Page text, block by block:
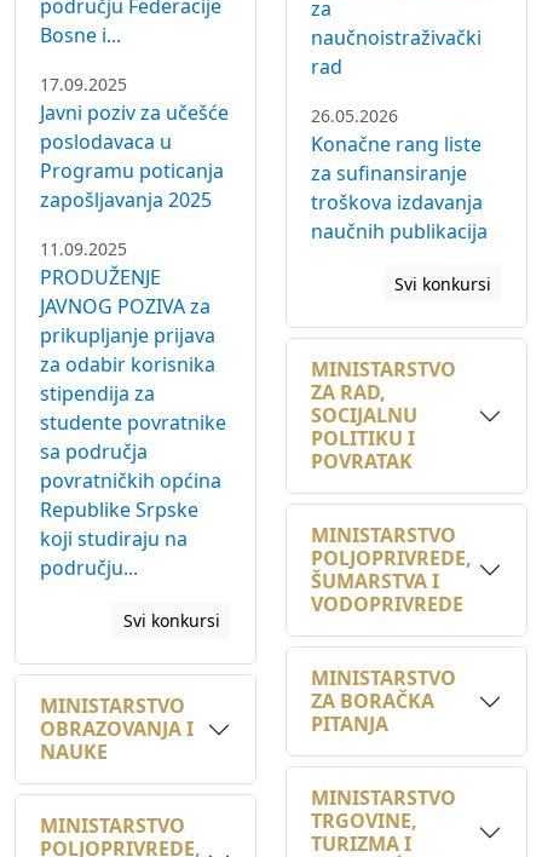
17.09.2025
poslodavaca u
Programu poticanja
zapošljavanja 2025
11.09.2025
JAVNOG POZIVA za
prikupljanje prijava
za odabir korisnika
stipendija za
studente povratnike
sa područja
povratničkih općina
Republike Srpske
koji studiraju na
području...
Svi konkursi
OBRAZOVANJA I
NAUKE
POLJOPRIVREDE,
ŠUMARSTVA I
VODOPRIVREDE
rad
26.05.2026
za sufinansiranje
troškova izdavanja
naučnih publikacija
Svi konkursi
ZA RAD,
SOCIJALNU
POLITIKU I
POVRATAK
POLJOPRIVREDE,
ŠUMARSTVA I
VODOPRIVREDE
ZA BORAČKA
PITANJA
TRGOVINE,
TURIZMA I
SAOBRAĆAJA